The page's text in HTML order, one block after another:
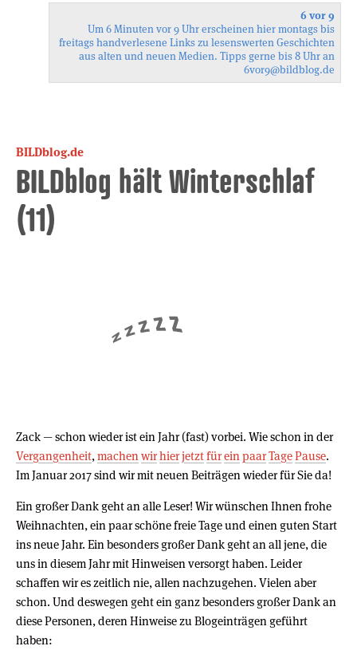
6 vor 9
Um 6 Minuten vor 9 Uhr erscheinen hier montags bis
freitags handverlesene Links zu lesenswerten Geschichten
aus alten und neuen Medien. Tipps gerne bis 8 Uhr an
6vor9@bildblog.de
BILDblog.de
BILDblog hält Winterschlaf
(11)
Zack — schon wieder ist ein Jahr (fast) vorbei. Wie schon in der
Vergangenheit, machen wirhierjetztfürein paarTagePause.
Im Januar 2017 sind wir mit neuen Beiträgen wieder für Sie da!
Ein großer Dank geht an alle Leser! Wir wünschen Ihnen frohe
Weihnachten, ein paar schöne freie Tage und einen guten Start
ins neue Jahr. Ein besonders großer Dank geht an all jene, die
uns in diesem Jahr mit Hinweisen versorgt haben. Leider
schaffen wir es zeitlich nie, allen nachzugehen. Vielen aber
schon. Und deswegen geht ein ganz besonders großer Dank an
diese Personen, deren Hinweise zu Blogeinträgen geführt
haben: